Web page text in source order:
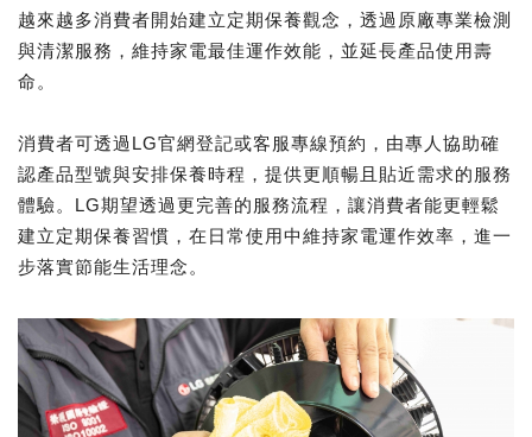
越來越多消費者開始建立定期保養觀念，透過原廠專業檢測
與清潔服務，維持家電最佳運作效能，並延長產品使用壽
命。
消費者可透過LG官網登記或客服專線預約，由專人協助確
認產品型號與安排保養時程，提供更順暢且貼近需求的服務
體驗。LG期望透過更完善的服務流程，讓消費者能更輕鬆
建立定期保養習慣，在日常使用中維持家電運作效率，進一
步落實節能生活理念。